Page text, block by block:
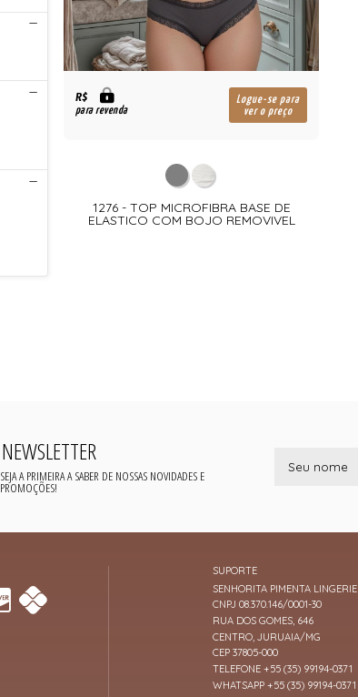
R$
para revenda
Logue-se para
ver o preço
1276 - TOP MICROFIBRA BASE DE
ELASTICO COM BOJO REMOVIVEL
NEWSLETTER
SEJA A PRIMEIRA A SABER DE NOSSAS NOVIDADES E
PROMOÇÕES!
SUPORTE
SENHORITA PIMENTA LINGERIE
CNPJ 08.370.146/0001-30
RUA DOS GOMES, 646
CENTRO, JURUAIA/MG
CEP 37805-000
TELEFONE +55 (35) 99194-0371
WHATSAPP +55 (35) 99194-0371